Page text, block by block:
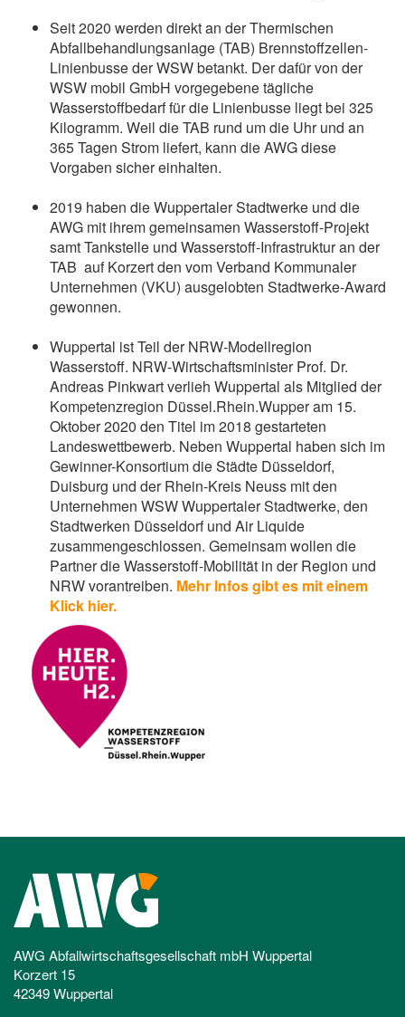
Seit 2020 werden direkt an der Thermischen
Abfallbehandlungsanlage (TAB) Brennstoffzellen-
Linienbusse der WSW betankt. Der dafür von der
WSW mobil GmbH vorgegebene tägliche
Wasserstoffbedarf für die Linienbusse liegt bei 325
Kilogramm. Weil die TAB rund um die Uhr und an
365 Tagen Strom liefert, kann die AWG diese
Vorgaben sicher einhalten.
2019 haben die Wuppertaler Stadtwerke und die
AWG mit ihrem gemeinsamen Wasserstoff-Projekt
samt Tankstelle und Wasserstoff-Infrastruktur an der
TAB auf Korzert den vom Verband Kommunaler
Unternehmen (VKU) ausgelobten Stadtwerke-Award
gewonnen.
Wuppertal ist Teil der NRW-Modellregion
Wasserstoff. NRW-Wirtschaftsminister Prof. Dr.
Andreas Pinkwart verlieh Wuppertal als Mitglied der
Kompetenzregion Düssel.Rhein.Wupper am 15.
Oktober 2020 den Titel im 2018 gestarteten
Landeswettbewerb. Neben Wuppertal haben sich im
Gewinner-Konsortium die Städte Düsseldorf,
Duisburg und der Rhein-Kreis Neuss mit den
Unternehmen WSW Wuppertaler Stadtwerke, den
Stadtwerken Düsseldorf und Air Liquide
zusammengeschlossen. Gemeinsam wollen die
Partner die Wasserstoff-Mobilität in der Region und
NRW vorantreiben. Mehr Infos gibt es mit einem
Klick hier.
AWG Abfallwirtschaftsgesellschaft mbH Wuppertal
Korzert 15
42349 Wuppertal